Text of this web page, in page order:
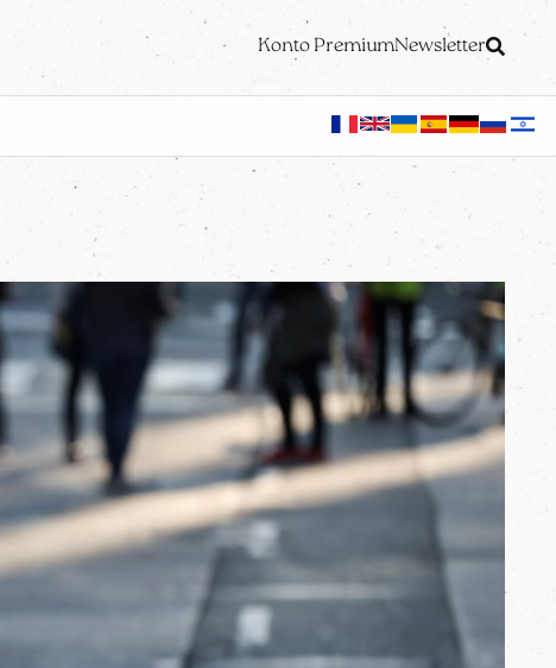
Konto PremiumNewsletter